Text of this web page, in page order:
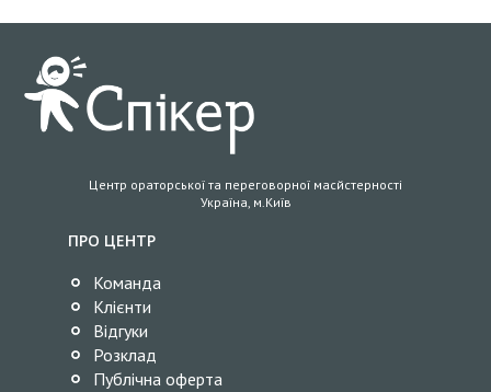
Центр ораторської та переговорної масйстерності
Україна, м.Київ
ПРО ЦЕНТР
Команда
Клієнти
Відгуки
Розклад
Публічна оферта